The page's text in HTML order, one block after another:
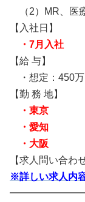
（2）
MR、医
【入社日】
・7月入社
【給 与】
・想定：450万
【勤 務 地】
・東京
・愛知
・大阪
【求人問い合わ
※詳しい求人内